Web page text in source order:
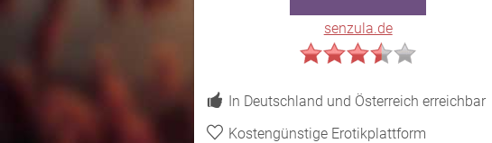
senzula.de
In Deutschland und Österreich erreichbar
Kostengünstige Erotikplattform